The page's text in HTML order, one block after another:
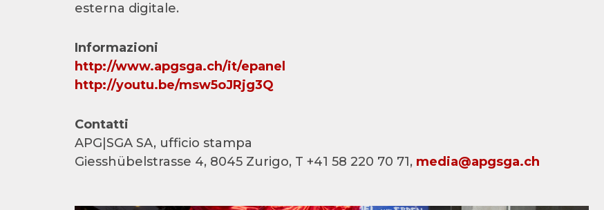
esterna digitale.
Informazioni
http://www.apgsga.ch/it/epanel
http://youtu.be/msw5oJRjg3Q
Contatti
APG|SGA SA, ufficio stampa
Giesshübelstrasse 4, 8045 Zurigo, T +41 58 220 70 71, media@apgsga.ch